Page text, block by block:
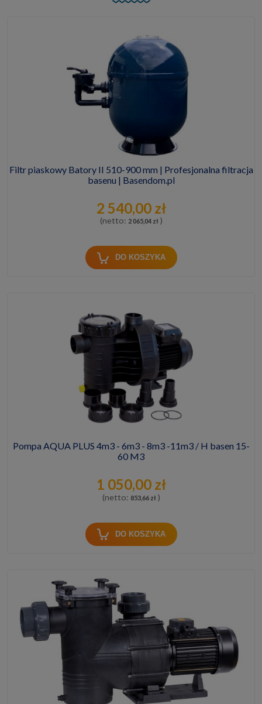
Filtr piaskowy Batory II 510-900 mm | Profesjonalna filtracja
basenu | Basendom.pl
2 540,00 zł
(netto: 2 065,04 zł )
DO KOSZYKA
Pompa AQUA PLUS 4m3 - 6m3 - 8m3 -11m3 / H basen 15-
60 M3
1 050,00 zł
(netto: 853,66 zł )
DO KOSZYKA